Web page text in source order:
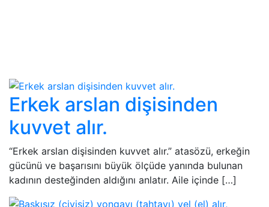
Erkek arslan dişisinden
kuvvet alır.
“Erkek arslan dişisinden kuvvet alır.” atasözü, erkeğin
gücünü ve başarısını büyük ölçüde yanında bulunan
kadının desteğinden aldığını anlatır. Aile içinde […]